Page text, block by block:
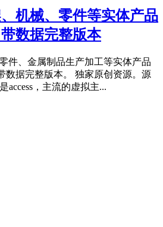
机械、零件等实体产品
数据完整版本
件、金属制品生产加工等实体产品
数据完整版本。 独家原创资源。源
access，主流的虚拟主...